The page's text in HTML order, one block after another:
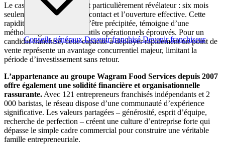
Conseils généraux Devenir franchisé Devenir franchiseur
Le cas d’Alexis Vouters est particulièrement révélateur : six mois
seulement entre le premier contact et l’ouverture effective. Cette
rapidité d’exécution, loin d’être précipitée, témoigne d’une
méthodologie rodée et d’outils opérationnels éprouvés. Pour un
candidat franchisé, cette capacité à déployer rapidement un point de
vente représente un avantage concurrentiel majeur, limitant la
période d’investissement sans retour.
L’appartenance au groupe Wagram Food Services depuis 2007
offre également une solidité financière et organisationnelle
rassurante. Avec 121 entrepreneurs franchisés indépendants et 2
000 baristas, le réseau dispose d’une communauté d’expérience
significative. Les valeurs partagées – générosité, esprit d’équipe,
recherche de perfection – créent une culture d’entreprise forte qui
dépasse le simple cadre commercial pour construire une véritable
famille entrepreneuriale.